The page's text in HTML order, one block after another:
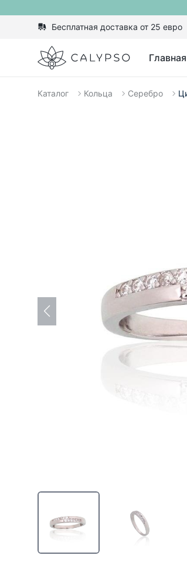
Бесплатная доставка от 25 евро
Calypso Главная
Каталог Кольца Серебро